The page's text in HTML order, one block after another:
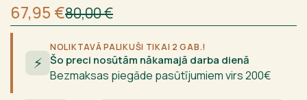
80,00€
Sākotnējā
cena
bija:80,00 €.
67,95 €
Current
price
is:67,95 €.
⚡
NOLIKTAVĀ PALIKUŠI TIKAI 2 GAB.!
Šo preci nosūtām nākamajā darba dienā
Bezmaksas piegāde pasūtījumiem virs 200€